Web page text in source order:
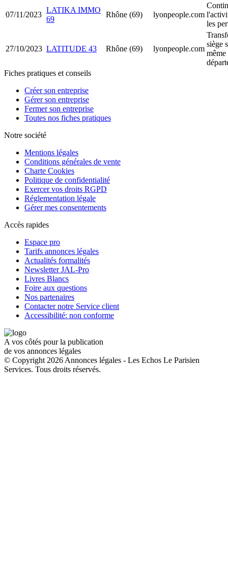
07/11/2023
LATIKA IMMO
69
Rhône (69) lyonpeople.com
les
27/10/2023 LATITUDE 43 Rhône (69) lyonpeople.com
siège
même
Fiches pratiques et conseils
Créer son entreprise
Gérer son entreprise
Fermer son entreprise
Toutes nos fiches pratiques
Notre société
Mentions légales
Conditions générales de vente
Charte Cookies
Politique de confidentialité
Exercer vos droits RGPD
Réglementation légale
Gérer mes consentements
Accès rapides
Espace pro
Tarifs annonces légales
Actualités formalités
Newsletter JAL-Pro
Livres Blancs
Foire aux questions
Nos partenaires
Contacter notre Service client
Accessibilité: non conforme
A vos côtés pour la publication
de vos annonces légales
© Copyright 2026 Annonces légales - Les Echos Le Parisien
Services. Tous droits réservés.